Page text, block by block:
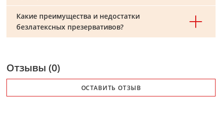
Какие преимущества и недостатки
безлатексных презервативов?
Отзывы (0)
ОСТАВИТЬ ОТЗЫВ